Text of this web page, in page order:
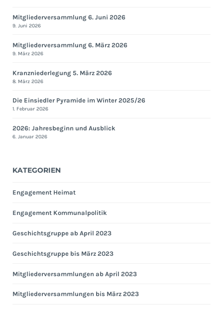
Mitgliederversammlung 6. Juni 2026
9. Juni 2026
Mitgliederversammlung 6. März 2026
9. März 2026
Kranzniederlegung 5. März 2026
8. März 2026
Die Einsiedler Pyramide im Winter 2025/26
1. Februar 2026
2026: Jahresbeginn und Ausblick
6. Januar 2026
KATEGORIEN
Engagement Heimat
Engagement Kommunalpolitik
Geschichtsgruppe ab April 2023
Geschichtsgruppe bis März 2023
Mitgliederversammlungen ab April 2023
Mitgliederversammlungen bis März 2023